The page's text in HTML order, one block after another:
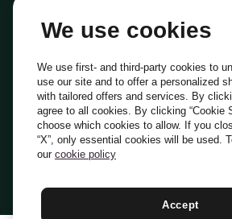
Everli Shoppers
Scopri chi siamo
Domande frequenti
Lavora con noi
Diventa Shopper
Investitori
PrivacyCookiePreferenze
Termini e Condizioni
Italiano
We use cookies
We use first- and third-party cookies to
use our site and to offer a personalized
with tailored offers and services. By
agree to all cookies. By clicking “Cookie
choose which cookies to allow. If you
“X”, only essential cookies will be used.
our cookie policy
Accept